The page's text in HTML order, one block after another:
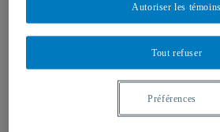
Les axes de recherche
Membres régulier.ère.s
Membres étudiant.es
Membres associé.e.s
Activités
Journée d’étude 2026
Activités 2025-2026
Activités 2024-2025
Tout refuser
Autoriser les témoins
Préférences